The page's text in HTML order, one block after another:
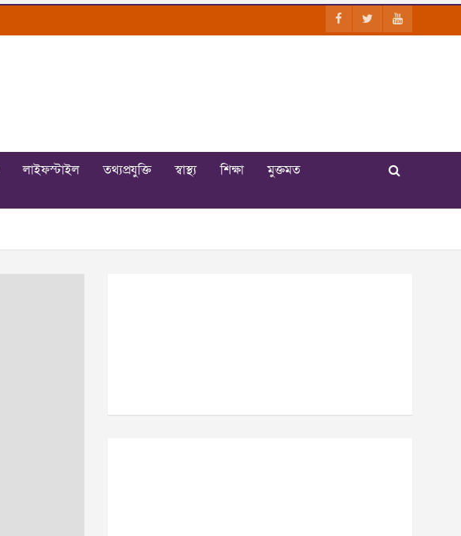
লাইফস্টাইল তথ্যপ্রযুক্তি স্বাস্থ্য শিক্ষা
মুক্তমত